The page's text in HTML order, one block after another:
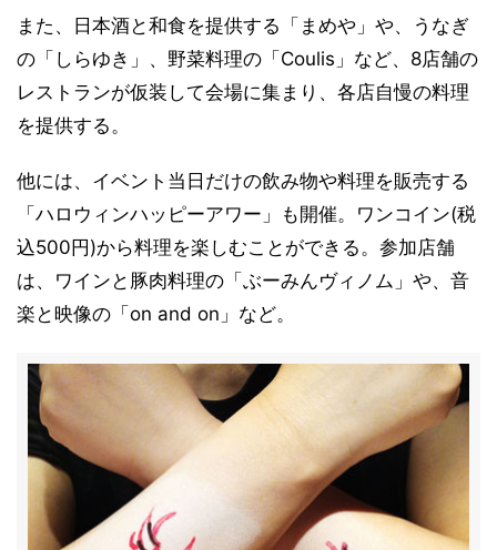
また、日本酒と和食を提供する「まめや」や、うなぎ
の「しらゆき」、野菜料理の「Coulis」など、8店舗の
レストランが仮装して会場に集まり、各店自慢の料理
を提供する。
他には、イベント当日だけの飲み物や料理を販売する
「ハロウィンハッピーアワー」も開催。ワンコイン(税
込500円)から料理を楽しむことができる。参加店舗
は、ワインと豚肉料理の「ぶーみんヴィノム」や、音
楽と映像の「on and on」など。